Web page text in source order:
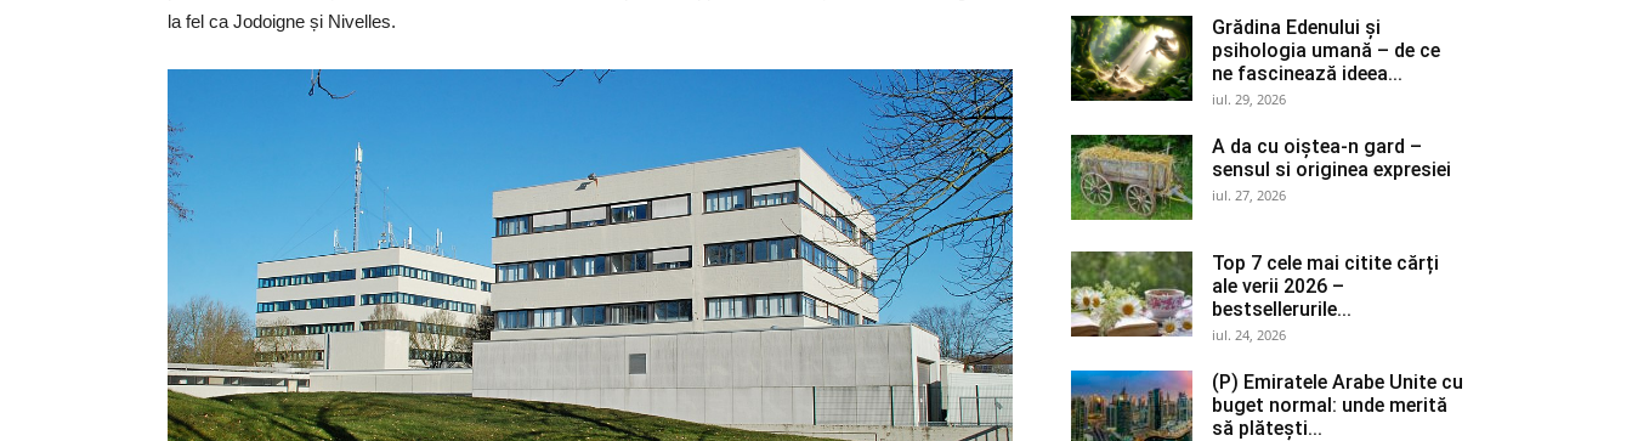
la fel ca Jodoigne și Nivelles.
Grădina Edenului și
psihologia umană – de ce
ne fascinează ideea...
iul. 29, 2026
A da cu oiștea-n gard –
sensul si originea expresiei
iul. 27, 2026
Top 7 cele mai citite cărți
ale verii 2026 –
bestsellerurile...
iul. 24, 2026
(P) Emiratele Arabe Unite cu
buget normal: unde merită
să plătești...